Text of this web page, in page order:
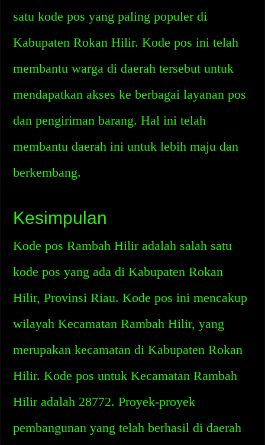
satu kode pos yang paling populer di
Kabupaten Rokan Hilir. Kode pos ini telah
membantu warga di daerah tersebut untuk
mendapatkan akses ke berbagai layanan pos
dan pengiriman barang. Hal ini telah
membantu daerah ini untuk lebih maju dan
berkembang.
Kesimpulan
Kode pos Rambah Hilir adalah salah satu
kode pos yang ada di Kabupaten Rokan
Hilir, Provinsi Riau. Kode pos ini mencakup
wilayah Kecamatan Rambah Hilir, yang
merupakan kecamatan di Kabupaten Rokan
Hilir. Kode pos untuk Kecamatan Rambah
Hilir adalah 28772. Proyek-proyek
pembangunan yang telah berhasil di daerah